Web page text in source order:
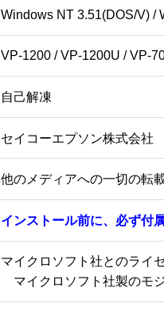
Windows NT 3.51(DOS/V) /
VP-1200 / VP-1200U / VP-
自己解凍
セイコーエプソン株式会社
他のメディアへの一切の転
インストール前に、必ず付
マイクロソフト社とのライ
マイクロソフト社製のモ